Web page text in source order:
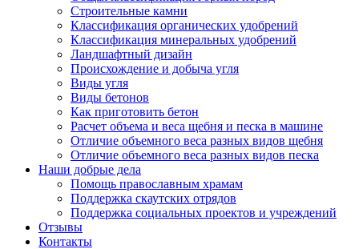
Строительные камни
Классификация органических удобрений
Классификация минеральных удобрений
Ландшафтный дизайн
Происхождение и добыча угля
Виды угля
Виды бетонов
Как приготовить бетон
Расчет объема и веса щебня и песка в машине
Отличие объемного веса разных видов щебня
Отличие объемного веса разных видов песка
Наши добрые дела
Помощь православным храмам
Поддержка скаутских отрядов
Поддержка социальных проектов и учреждений
Отзывы
Контакты